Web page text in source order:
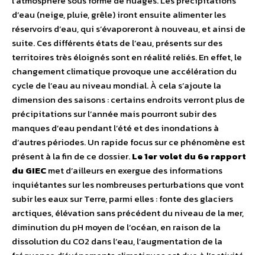
d’eau (neige, pluie, grêle) iront ensuite alimenter les
réservoirs d’eau, qui s’évaporeront à nouveau, et ainsi de
suite. Ces différents états de l’eau, présents sur des
territoires très éloignés sont en réalité reliés. En effet, le
changement climatique provoque une accélération du
cycle de l’eau au niveau mondial. À cela s’ajoute la
dimension des saisons : certains endroits verront plus de
précipitations sur l’année mais pourront subir des
manques d’eau pendant l’été et des inondations à
d’autres périodes. Un rapide focus sur ce phénomène est
présent à la fin de ce dossier.Le 1er volet du 6e rapport
du GIECmet d’ailleurs en exergue des informations
inquiétantes sur les nombreuses perturbations que vont
subir les eaux sur Terre, parmi elles : fonte des glaciers
arctiques, élévation sans précédent du niveau de la mer,
diminution du pH moyen de l’océan, en raison de la
dissolution du CO2 dans l’eau, l’augmentation de la